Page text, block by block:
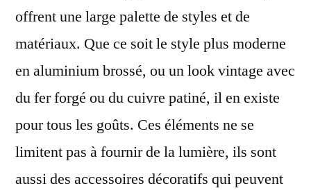
offrent une large palette de styles et de
matériaux. Que ce soit le style plus moderne
en aluminium brossé, ou un look vintage avec
du fer forgé ou du cuivre patiné, il en existe
pour tous les goûts. Ces éléments ne se
limitent pas à fournir de la lumière, ils sont
aussi des accessoires décoratifs qui peuvent